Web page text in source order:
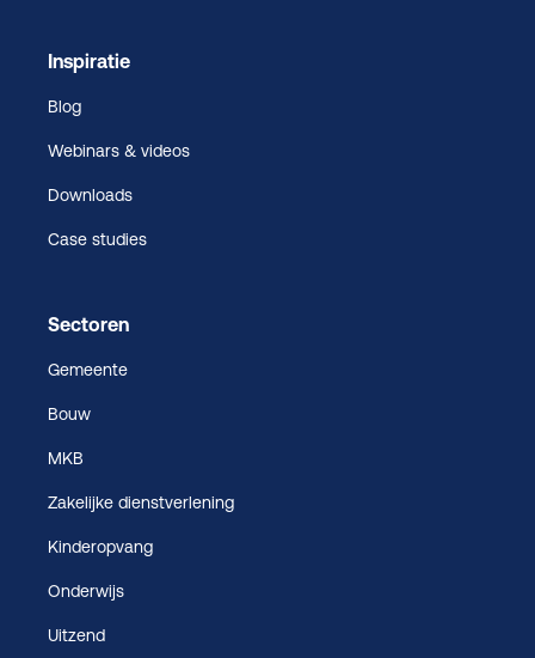
Inspiratie
Blog
Webinars & videos
Downloads
Case studies
Sectoren
Gemeente
Bouw
MKB
Zakelijke dienstverlening
Kinderopvang
Onderwijs
Uitzend